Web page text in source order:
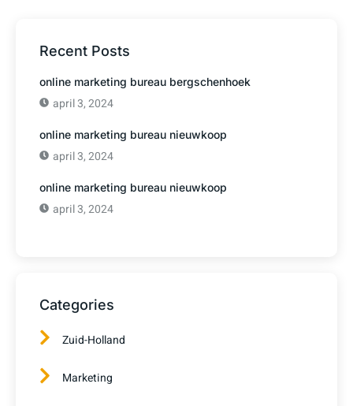
Recent Posts
online marketing bureau bergschenhoek
april 3, 2024
online marketing bureau nieuwkoop
april 3, 2024
online marketing bureau nieuwkoop
april 3, 2024
Categories
Zuid-Holland
Marketing